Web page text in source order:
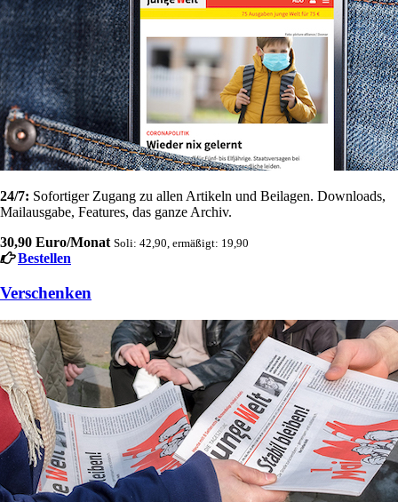
24/7: Sofortiger Zugang zu allen Artikeln und Beilagen. Downloads,
Mailausgabe, Features, das ganze Archiv.
30,90 Euro/Monat Soli: 42,90, ermäßigt: 19,90
Bestellen
Verschenken